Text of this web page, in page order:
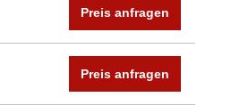
Preis anfragen
Preis anfragen